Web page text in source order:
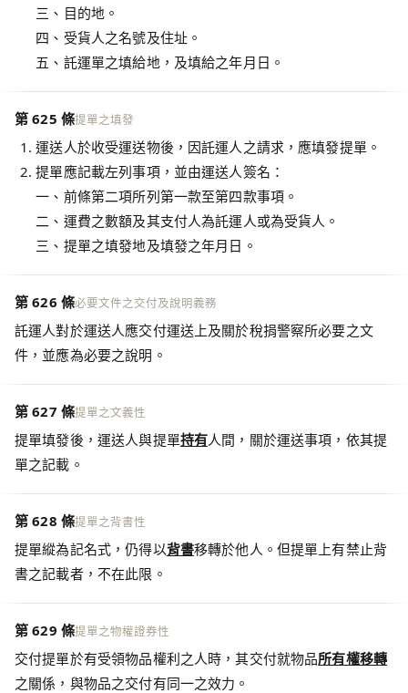
三、目的地。
四、受貨人之名號及住址。
五、託運單之填給地，及填給之年月日。
第 625 條提單之填發
運送人於收受運送物後，因託運人之請求，應填發提單。
提單應記載左列事項，並由運送人簽名：
一、前條第二項所列第一款至第四款事項。
二、運費之數額及其支付人為託運人或為受貨人。
三、提單之填發地及填發之年月日。
第 626 條必要文件之交付及說明義務
託運人對於運送人應交付運送上及關於稅捐警察所必要之文
件，並應為必要之說明。
第 627 條提單之文義性
提單填發後，運送人與提單持有人間，關於運送事項，依其提
單之記載。
第 628 條提單之背書性
提單縱為記名式，仍得以背書移轉於他人。但提單上有禁止背
書之記載者，不在此限。
第 629 條提單之物權證券性
交付提單於有受領物品權利之人時，其交付就物品所有權移轉
之關係，與物品之交付有同一之效力。